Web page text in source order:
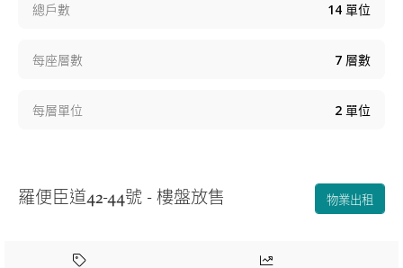
總戶數 14 單位
每座層數 7 層數
每層單位 2 單位
羅便臣道42-44號 - 樓盤放售 物業出租